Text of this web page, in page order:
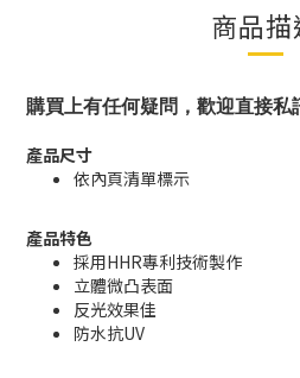
商品描
購買上有任何疑問，歡迎直接私
產品尺寸
依內頁清單標示
產品特色
採用HHR專利技術製作
立體微凸表面
反光效果佳
防水抗UV